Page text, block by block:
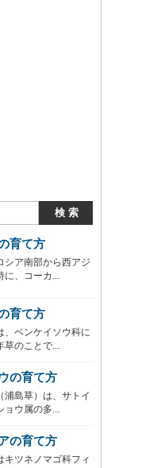
育て方
シア南部から西アジ
に、コーカ...
育て方
、ベンケイソウ科に
草のことで...
の育て方
浦島草）は、サトイ
ョウ属の多...
の育て方
キツネノマゴ科フィ